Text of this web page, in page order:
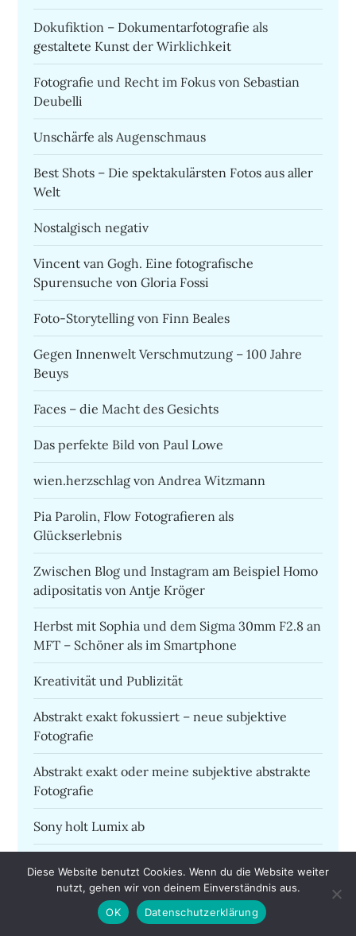
Dokufiktion – Dokumentarfotografie als
gestaltete Kunst der Wirklichkeit
Fotografie und Recht im Fokus von Sebastian
Deubelli
Unschärfe als Augenschmaus
Best Shots – Die spektakulärsten Fotos aus aller
Welt
Nostalgisch negativ
Vincent van Gogh. Eine fotografische
Spurensuche von Gloria Fossi
Foto-Storytelling von Finn Beales
Gegen Innenwelt Verschmutzung – 100 Jahre
Beuys
Faces – die Macht des Gesichts
Das perfekte Bild von Paul Lowe
wien.herzschlag von Andrea Witzmann
Pia Parolin, Flow Fotografieren als
Glückserlebnis
Zwischen Blog und Instagram am Beispiel Homo
adipositatis von Antje Kröger
Herbst mit Sophia und dem Sigma 30mm F2.8 an
MFT – Schöner als im Smartphone
Kreativität und Publizität
Abstrakt exakt fokussiert – neue subjektive
Fotografie
Abstrakt exakt oder meine subjektive abstrakte
Fotografie
Sony holt Lumix ab
Wie finde ich meinen fotografischen Stil von
Denis Dubesset
Diese Website benutzt Cookies. Wenn du die Website weiter
nutzt, gehen wir von deinem Einverständnis aus.
OK
Datenschutzerklärung